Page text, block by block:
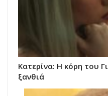
Κατερίνα: Η κόρη του
ξανθιά